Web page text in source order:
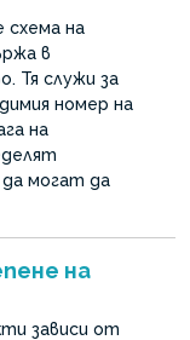
на
в
Тя служи за
номер на
на
да могат да
на
зависи от